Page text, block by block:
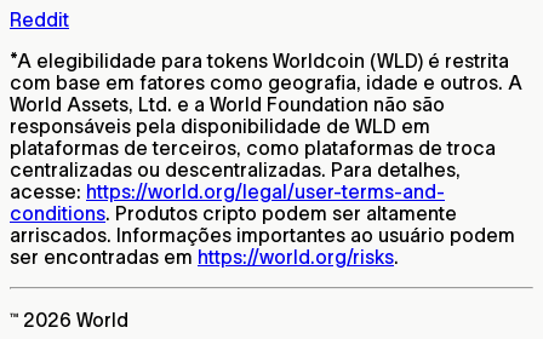
Reddit
*A elegibilidade para tokens Worldcoin (WLD) é restrita
com base em fatores como geografia, idade e outros. A
World Assets, Ltd. e a World Foundation não são
responsáveis pela disponibilidade de WLD em
plataformas de terceiros, como plataformas de troca
centralizadas ou descentralizadas. Para detalhes,
acesse: https://world.org/legal/user-terms-and-
conditions. Produtos cripto podem ser altamente
arriscados. Informações importantes ao usuário podem
ser encontradas em https://world.org/risks.
™ 2026 World